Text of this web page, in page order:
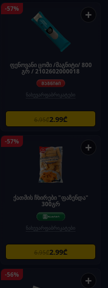
-57% +
ფენოვანი ცომი /მაგნიტი/ 800
გრ / 2102602000018
ნახევარფაბრიკატები
6.95₾2.99₾
-57% +
ქათმის ჩხირები "ფაზენდა"
300გრ
ნახევარფაბრიკატები
6.95₾2.99₾
-56% +